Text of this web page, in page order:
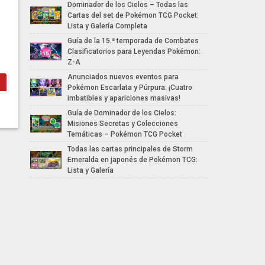
Dominador de los Cielos – Todas las
Cartas del set de Pokémon TCG Pocket:
Lista y Galería Completa
Guía de la 15.ª temporada de Combates
Clasificatorios para Leyendas Pokémon:
Z-A
Anunciados nuevos eventos para
Pokémon Escarlata y Púrpura: ¡Cuatro
imbatibles y apariciones masivas!
Guía de Dominador de los Cielos:
Misiones Secretas y Colecciones
Temáticas – Pokémon TCG Pocket
Todas las cartas principales de Storm
Emeralda en japonés de Pokémon TCG:
Lista y Galería